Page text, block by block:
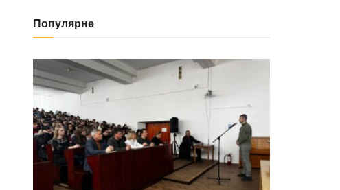
Популярне